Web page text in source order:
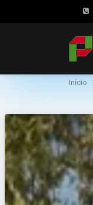
Início